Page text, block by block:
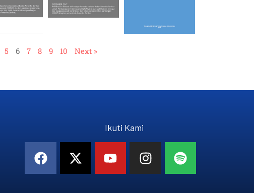
5 6 7 8 9 10 Next »
Ikuti Kami